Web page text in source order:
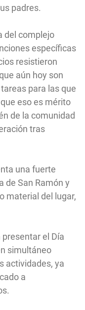
padres.
del complejo
específicas
resistieron
aún hoy son
para las que
eso es mérito
de la comunidad
tras
una fuerte
de San Ramón y
material del lugar,
el Día
simultáneo
actividades, ya
a